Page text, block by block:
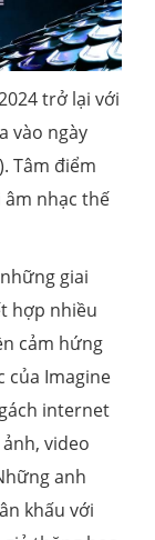
trở lại với
vào ngày
Tâm điểm
âm nhạc thế
giai
hợp nhiều
cảm hứng
của Imagine
internet
video
anh
khấu với